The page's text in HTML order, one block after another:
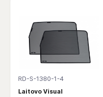
RD-S-1380-1-4
Laitovo Visual